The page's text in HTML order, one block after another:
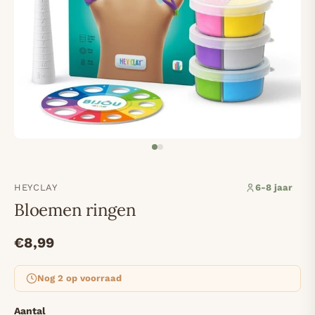
HEYCLAY 6-8 jaar
Bloemen ringen
€8,99
Nog 2 op voorraad
Aantal